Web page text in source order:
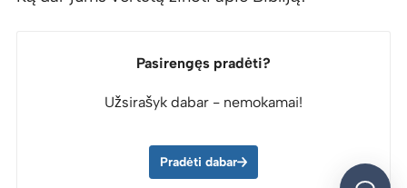
Pasirengęs pradėti?
Užsirašyk dabar - nemokamai!
Pradėti dabar